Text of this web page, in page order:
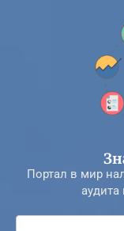
Портал в мир
аудита
Поиск: